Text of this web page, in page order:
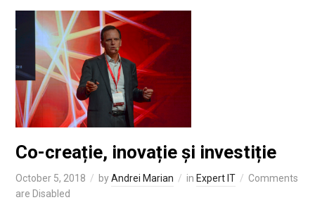
Co-creație, inovație și investiție
October 5, 2018 byAndrei Marian in Expert IT
Comments
are Disabled